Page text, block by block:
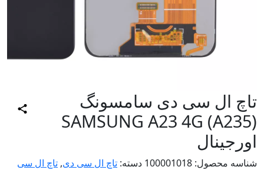
ال سی دی سامسونگ
SAMSUNG A23 4G
محصول:100001018دسته:تاچ ال سی دی,تاچ ال سی